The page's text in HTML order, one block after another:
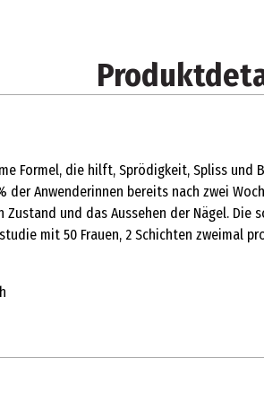
Formel, die hilft, Sprödigkeit, Spliss
Anwenderinnen bereits nach zwei
und das Aussehen der Nägel.
mit 50 Frauen, 2 Schichten zweimal